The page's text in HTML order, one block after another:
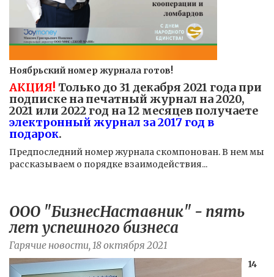
Ноябрьский номер журнала готов!
АКЦИЯ! Только до 31 декабря 2021 года при
подписке на печатный журнал на 2020,
2021 или 2022 год на 12 месяцев получаете
электронный журнал за 2017 год в
подарок.
Предпоследний номер журнала скомпонован. В нем мы
рассказываем о порядке взаимодействия...
ООО "БизнесНаставник" - пять
лет успешного бизнеса
Гарячие новости, 18 октября 2021
14